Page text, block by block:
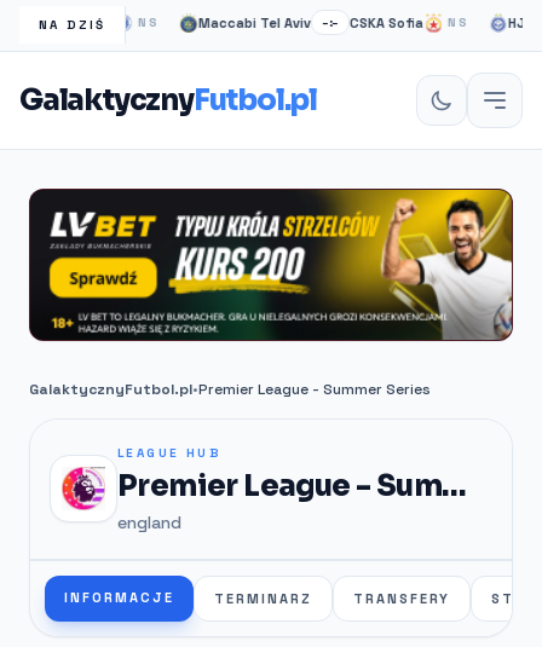
NA DZIŚ
Rangers NS Maccabi Tel Aviv –:– CSKA Sofia NS HJK
GalaktycznyFutbol.pl
GalaktycznyFutbol.pl•Premier League - Summer Series
LEAGUE HUB
Premier League - Summer Series
england
INFORMACJE TERMINARZ TRANSFERY